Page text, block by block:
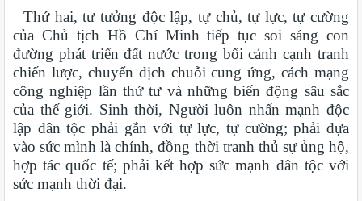
Thứ hai, tư tưởng độc lập, tự chủ, tự lực, tự cường
của Chủ tịch Hồ Chí Minh tiếp tục soi sáng con
đường phát triển đất nước trong bối cảnh cạnh tranh
chiến lược, chuyển dịch chuỗi cung ứng, cách mạng
công nghiệp lần thứ tư và những biến động sâu sắc
của thế giới. Sinh thời, Người luôn nhấn mạnh độc
lập dân tộc phải gắn với tự lực, tự cường; phải dựa
vào sức mình là chính, đồng thời tranh thủ sự ủng hộ,
hợp tác quốc tế; phải kết hợp sức mạnh dân tộc với
sức mạnh thời đại.